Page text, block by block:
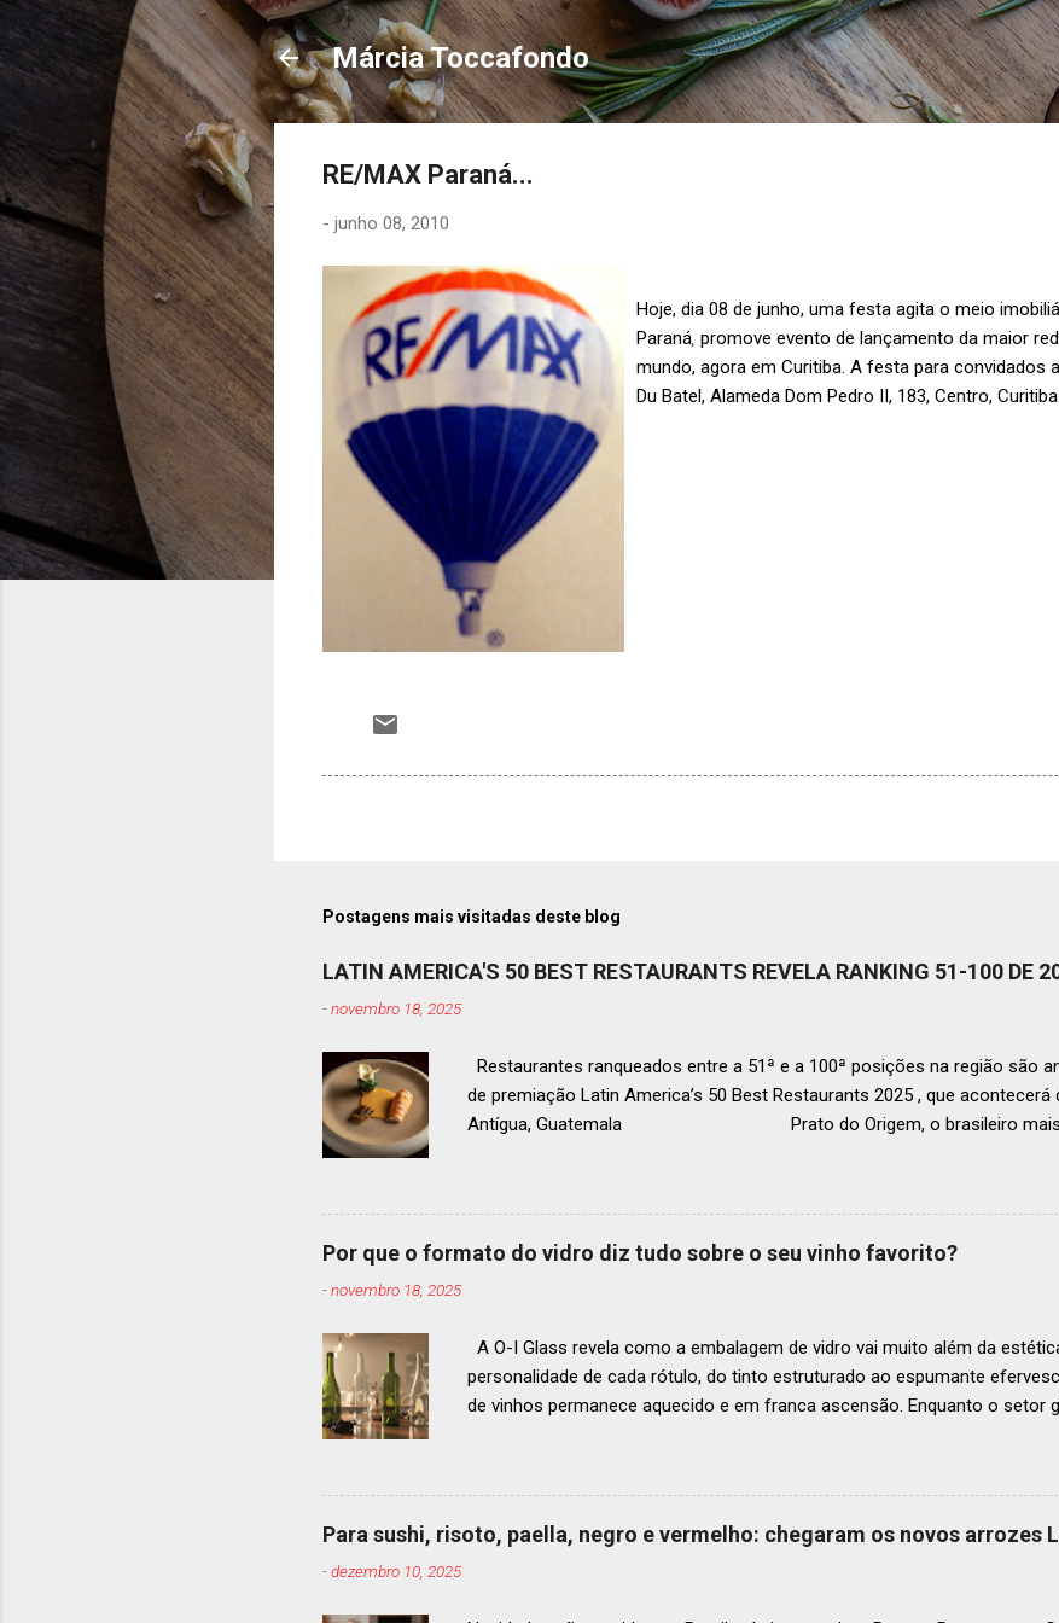
Pular para o conteúdo principal
Márcia Toccafondo
RE/MAX Paraná...
- junho 08, 2010
Hoje, dia 08 de junho, uma festa agita o meio
Paraná promove evento de lançamento da maior
mundo, agora em Curitiba. A festa para convidados
Du Batel, Alameda Dom Pedro II, 183, Centro,
Postagens mais visitadas deste blog
LATIN AMERICA'S 50 BEST RESTAURANTS REVELA RANKING 51-100 DE
-novembro 18, 2025
Restaurantes ranqueados entre a 51ª e a 100ª posições na região são
de premiação Latin America’s 50 Best Restaurants 2025 , que
Antígua, Guatemala Prato do Origem, o brasileiro mais
ranqueados nas posições No.51 a No.100,em celebração ao panorama
gastronomia de toda a região. A lista expandida demonstra o empenho
um espectro mais amplo de talentos gastronômicos e prepara o palco
Por que o formato do vidro diz tudo sobre o seu vinho favorito?
-novembro 18, 2025
A O-I Glass revela como a embalagem de vidro vai muito além da
personalidade de cada rótulo, do tinto estruturado ao espumante
de vinhos permanece aquecido e em franca ascensão. Enquanto o setor
até 2029, de acordo com a consultoria Euromonitor. É neste cenário de
contínua que a O-I Glass, líder mundial na fabricação de embalagens de
parceira essencial da indústria e consumidores e desvenda o segredo por
para cada tipo de vinho. Se você pensava que garrafa de vinho era tudo
Para sushi, risoto, paella, negro e vermelho: chegaram os novos arrozes
-dezembro 10, 2025